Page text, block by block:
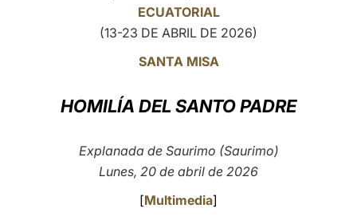
LATINE
ECUATORIAL
(13-23 DE ABRIL DE 2026)
SANTA MISA
HOMILÍA DEL SANTO PADRE
Explanada de Saurimo (Saurimo)
Lunes, 20 de abril de 2026
[Multimedia]